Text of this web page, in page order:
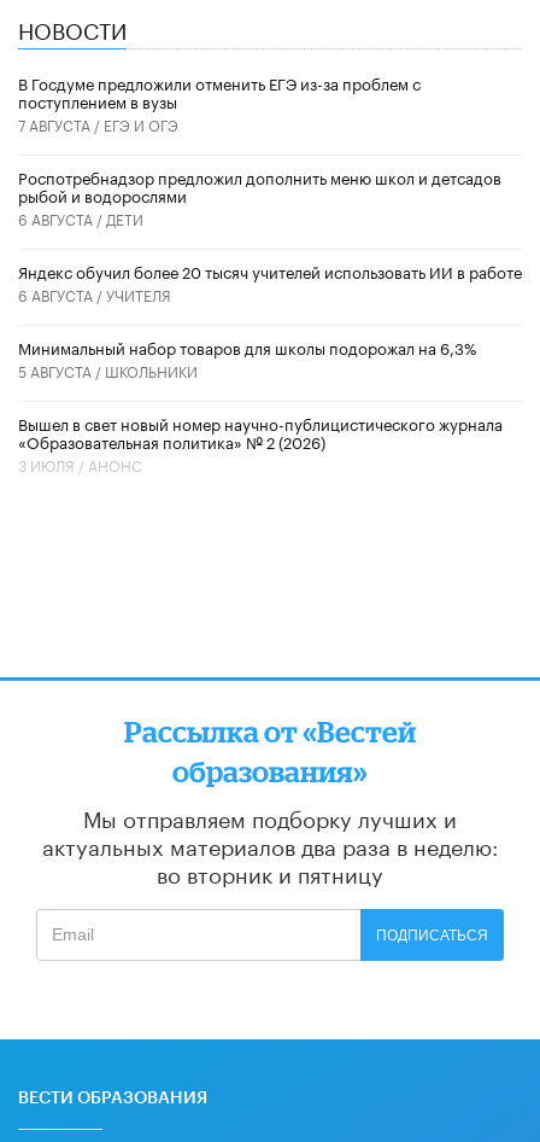
НОВОСТИ
В Госдуме предложили отменить ЕГЭ из-за проблем с
поступлением в вузы
7 АВГУСТА / ЕГЭ И ОГЭ
Роспотребнадзор предложил дополнить меню школ и детсадов
рыбой и водорослями
6 АВГУСТА / ДЕТИ
​Яндекс обучил более 20 тысяч учителей использовать ИИ в работе
6 АВГУСТА /УЧИТЕЛЯ
Минимальный набор товаров для школы подорожал на 6,3%
5 АВГУСТА / ШКОЛЬНИКИ
Вышел в свет новый номер научно-публицистического журнала
«Образовательная политика» № 2 (2026)
3 ИЮЛЯ / АНОНС
Рассылка от «Вестей
образования»
Мы отправляем подборку лучших и
актуальных материалов два раза в неделю:
во вторник и пятницу
ПОДПИСАТЬСЯ
ВЕСТИ ОБРАЗОВАНИЯ